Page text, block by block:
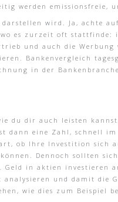
werden emissionsfreie,
wird. Ja, achte
es zurzeit oft stattfinde:
und auch die
Bankenvergleich
in der
du dir auch leisten
dann eine Zahl, schnell
ob Ihre Investition
Dennoch sollten
in aktien investieren
und damit die
wie dies zum Beispiel